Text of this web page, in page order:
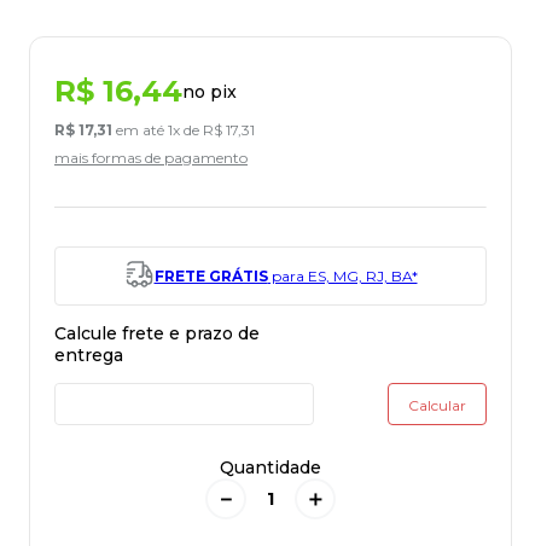
R$ 16,44no pix
R$ 17,31 em até 1x de R$ 17,31
mais formas de pagamento
FRETE GRÁTISpara ES, MG, RJ, BA*
Quantidade
＋
－